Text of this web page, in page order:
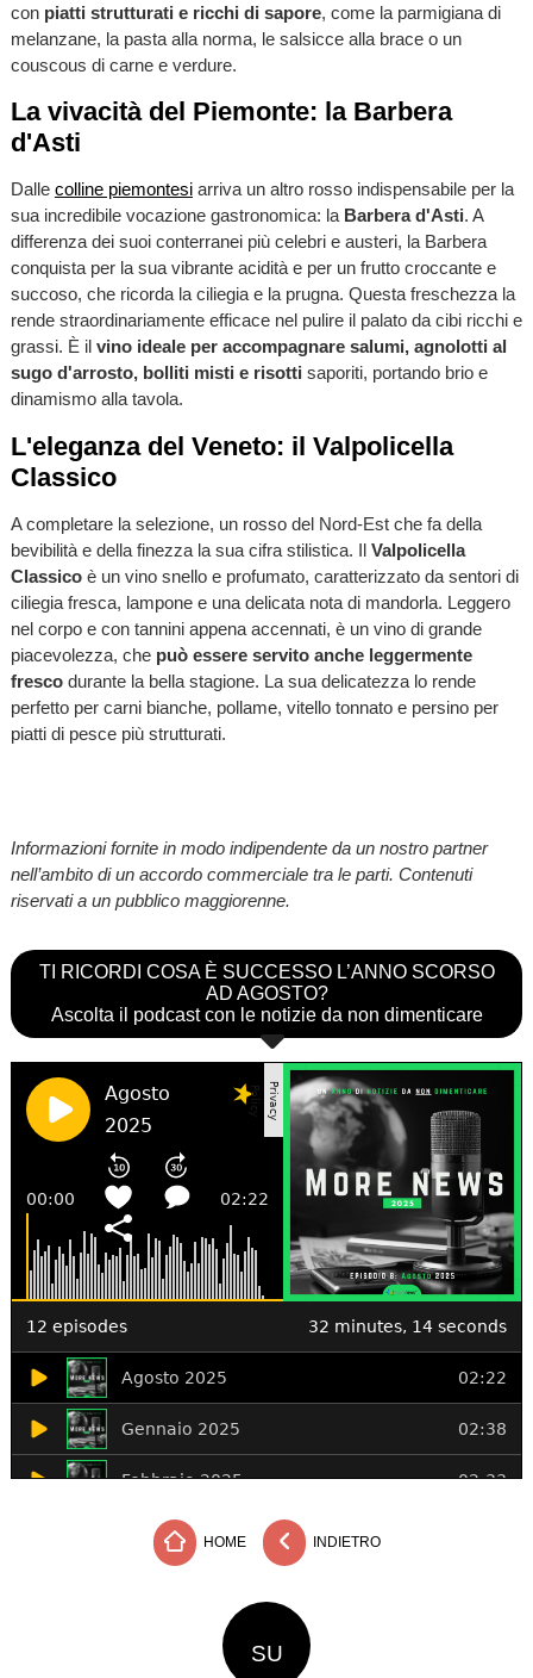
con piatti strutturati e ricchi di sapore, come la parmigiana di
melanzane, la pasta alla norma, le salsicce alla brace o un
couscous di carne e verdure.
La vivacità del Piemonte: la Barbera
d'Asti
Dalle colline piemontesiarriva un altro rosso indispensabile per la
sua incredibile vocazione gastronomica: la Barbera d'Asti. A
differenza dei suoi conterranei più celebri e austeri, la Barbera
conquista per la sua vibrante acidità e per un frutto croccante e
succoso, che ricorda la ciliegia e la prugna. Questa freschezza la
rende straordinariamente efficace nel pulire il palato da cibi ricchi e
grassi. È il vino ideale per accompagnare salumi, agnolotti al
sugo d'arrosto, bolliti misti e risotti saporiti, portando brio e
dinamismo alla tavola.
L'eleganza del Veneto: il Valpolicella
Classico
A completare la selezione, un rosso del Nord-Est che fa della
bevibilità e della finezza la sua cifra stilistica. Il Valpolicella
Classicoè un vino snello e profumato, caratterizzato da sentori di
ciliegia fresca, lampone e una delicata nota di mandorla. Leggero
nel corpo e con tannini appena accennati, è un vino di grande
piacevolezza, che può essere servito anche leggermente
frescodurante la bella stagione. La sua delicatezza lo rende
perfetto per carni bianche, pollame, vitello tonnato e persino per
piatti di pesce più strutturati.
Informazioni fornite in modo indipendente da un nostro partner
nell’ambito di un accordo commerciale tra le parti. Contenuti
riservati a un pubblico maggiorenne.
TI RICORDI COSA È SUCCESSO L’ANNO SCORSO
AD AGOSTO?
Ascolta il podcast con le notizie da non dimenticare
HOME INDIETRO
SU